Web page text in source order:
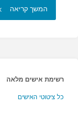
המשך קריאה "כל
רשימת אישים מלאה
כל ציטוטי האישים